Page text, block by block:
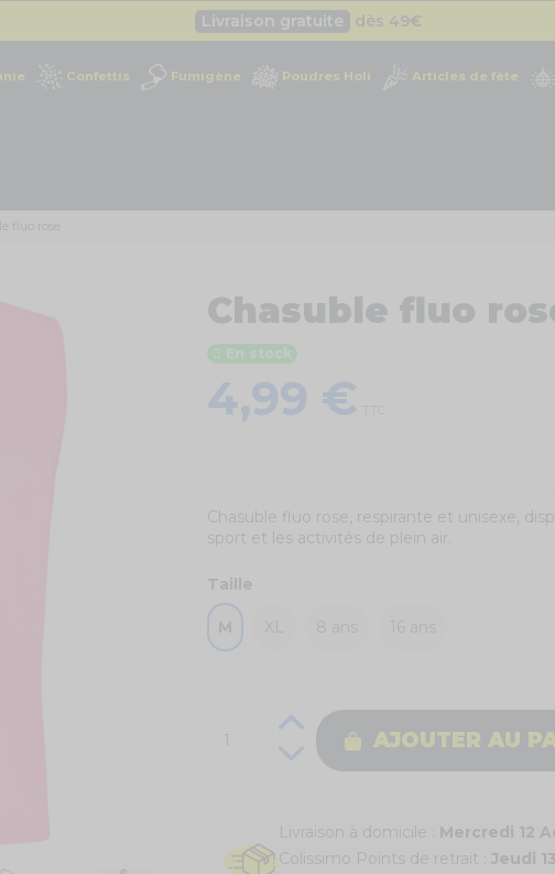
Livraison gratuite dès 49€
Confettis Fumigène Poudres Holi Articles de fête
fluo rose
Chasuble fluo
En stock
4,99 €
Chasuble fluo rose, respirante et unisexe,
sport et les activités de plein air.
Taille
AJOUTER AU
Livraison à domicile : Mercredi 12
Colissimo Points de retrait : Jeudi